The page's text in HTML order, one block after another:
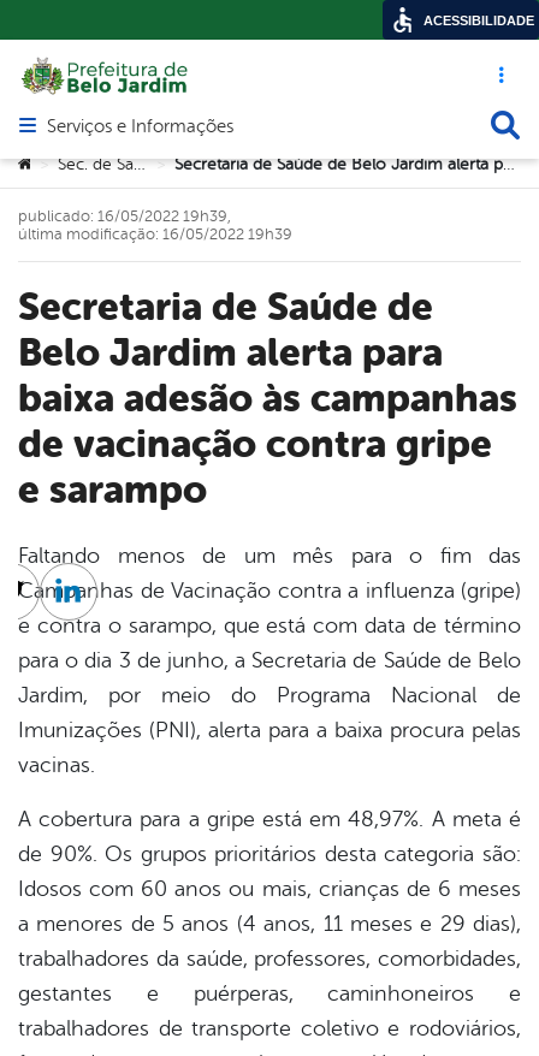
Acesso
Abrir menu principal de navegação
Serviços e Informações
Você está aqui:
> Sec. de Saúde > Secretaria de Saúde de Belo Jardim alerta para baixa adesão às campanhas de vacinação contra gripe e sarampo
Secretaria de Saúde de
Belo Jardim alerta para
baixa adesão às campanhas
de vacinação contra gripe
e sarampo
publicado: 16/05/2022 19h39,
última modificação: 16/05/2022 19h39
Faltando menos de um mês para o fim das
Campanhas de Vacinação contra a influenza (gripe)
e contra o sarampo, que está com data de término
para o dia 3 de junho, a Secretaria de Saúde de Belo
Jardim, por meio do Programa Nacional de
Imunizações (PNI), alerta para a baixa procura pelas
vacinas.
A cobertura para a gripe está em 48,97%. A meta é
de 90%. Os grupos prioritários desta categoria são:
Idosos com 60 anos ou mais, crianças de 6 meses
a menores de 5 anos (4 anos, 11 meses e 29 dias),
trabalhadores da saúde, professores, comorbidades,
gestantes e puérperas, caminhoneiros e
trabalhadores de transporte coletivo e rodoviários,
Twitter
Linkedin
ACESSIBILIDADE